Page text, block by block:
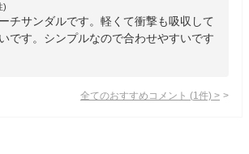
)
チサンダルです。軽くて衝撃も吸収して
です。シンプルなので合わせやすいです
全てのおすすめコメント (1 件) >